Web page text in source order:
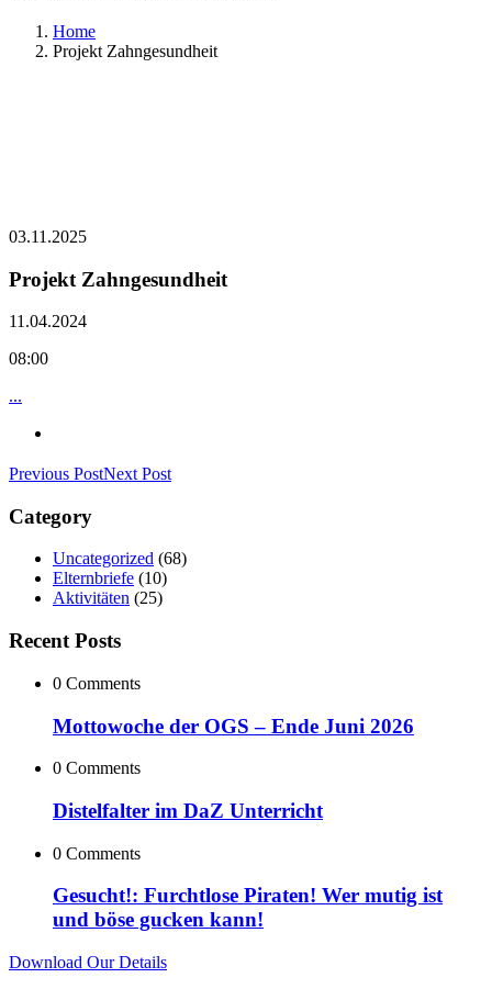
Home
Projekt Zahngesundheit
03.11.2025
Projekt Zahngesundheit
11.04.2024
08:00
...
Previous PostNext Post
Category
Uncategorized (68)
Elternbriefe (10)
Aktivitäten (25)
Recent Posts
0 Comments
Mottowoche der OGS – Ende Juni 2026
0 Comments
Distelfalter im DaZ Unterricht
0 Comments
Gesucht!: Furchtlose Piraten! Wer mutig ist
und böse gucken kann!
Download Our Details